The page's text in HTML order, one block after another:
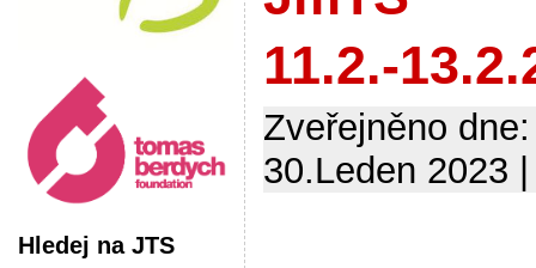
Hledej na JTS
11.2.-
Zveřejněno dne:
30.Leden 2023 |